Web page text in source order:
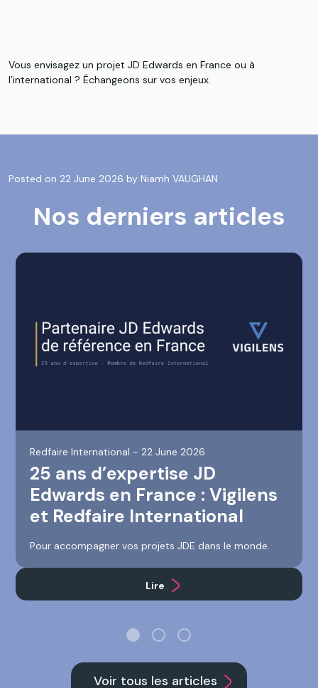
Vous envisagez un projet JD Edwards en France ou à
l’international ? Échangeons sur vos enjeux.
Posted on 22 June 2026 by Niamh VAUGHAN
Nos derniers articles
Redfaire International - 22 June 2026
25 ans d’expertise JD
Edwards en France : Vigilens
et Redfaire International
Pour accompagner vos projets JDE dans le monde.
Lire
Voir tous les articles